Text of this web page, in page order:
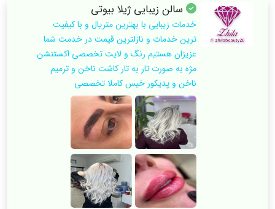
سالن زیبایی ژیلا بیوتی
خدمات زیبایی با بهترین متریال و با کیفیت
ترین خدمات و نازلترین قیمت در خدمت شما
عزیزان هستیم رنگ و لایت تخصصی اکستنشن
مژه به صورت تار به تار کاشت ناخن و ترمیم
ناخن و پدیکور خیس کاملا تخصصی